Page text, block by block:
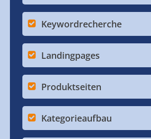
Keywordrecherche
Landingpages
Produktseiten
Kategorieaufbau